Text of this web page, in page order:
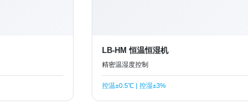
LB-HM 恒温恒湿机
精密温湿度控制
控温±0.5℃ | 控湿±3%